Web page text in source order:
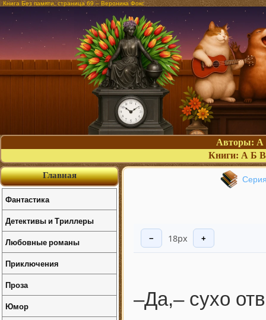
Книга Без памяти, страница 69 – Вероника Фокс
Авторы: А
Книги: А Б В
− 18px +
–Да,– сухо
Главная
Фантастика
Детективы и Триллеры
Любовные романы
Приключения
Проза
Юмор